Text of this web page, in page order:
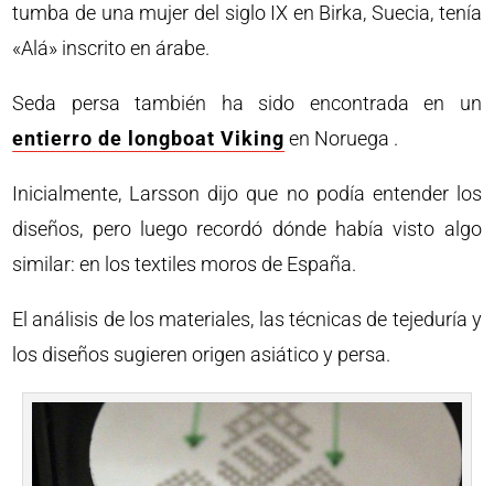
tumba de una mujer del siglo IX en Birka, Suecia, tenía
«Alá» inscrito en árabe.
Seda persa también ha sido encontrada en un
entierro de longboat Viking en Noruega .
Inicialmente, Larsson dijo que no podía entender los
diseños, pero luego recordó dónde había visto algo
similar: en los textiles moros de España.
El análisis de los materiales, las técnicas de tejeduría y
los diseños sugieren origen asiático y persa.